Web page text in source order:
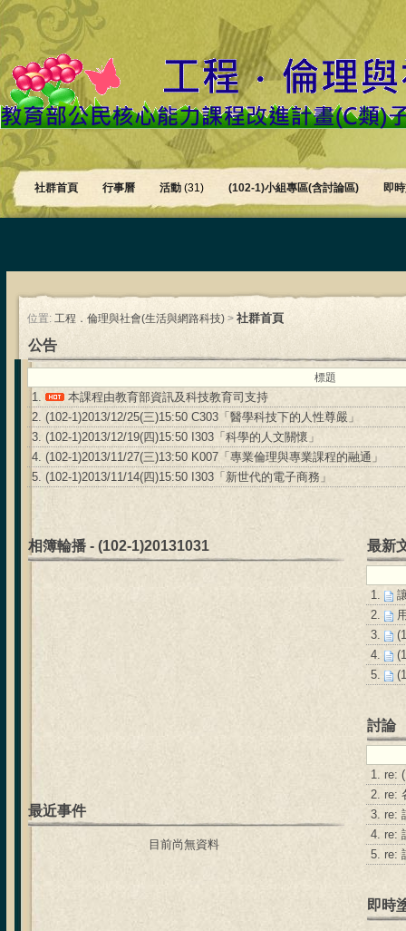
社群首頁 行事曆 活動 (31) (102-1)小組專區(含討論區) 即
位置: 工程．倫理與社會(生活與網路科技) > 社群首頁
公告
標題
1.
本課程由教育部資訊及科技教育司支持
2. (102-1)2013/12/25(三)15:50 C303「醫學科技下的人性尊嚴」
3. (102-1)2013/12/19(四)15:50 I303「科學的人文關懷」
4. (102-1)2013/11/27(三)13:50 K007「專業倫理與專業課程的融通」
5. (102-1)2013/11/14(四)15:50 I303「新世代的電子商務」
相簿輪播 - (102-1)20131031
最近事件
目前尚無資料
最新
1.
2.
3.
4.
5.
討論
1.re:
2. re:
3. re:
4.re:
5. re:
即時